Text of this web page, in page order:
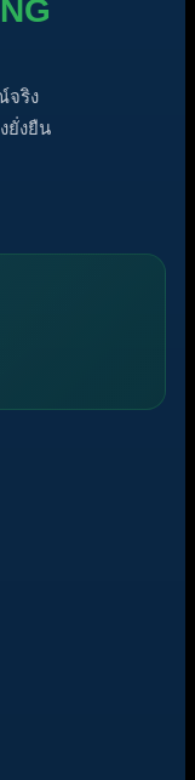
จริง
ยั่งยืน